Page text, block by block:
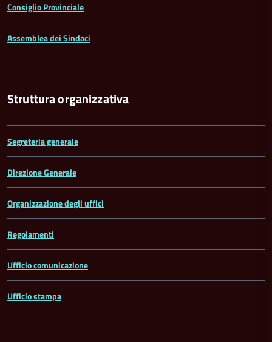
Consiglio Provinciale
Assemblea dei Sindaci
Struttura organizzativa
Segreteria generale
Direzione Generale
Organizzazione degli uffici
Regolamenti
Ufficio comunicazione
Ufficio stampa